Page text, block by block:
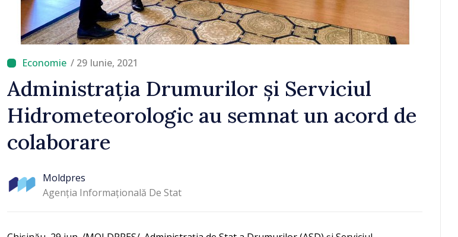
/ 29 Iunie, 2021
Administrația Drumurilor și Serviciul
Hidrometeorologic au semnat un acord de
colaborare
Moldpres
Agenția Informațională De Stat